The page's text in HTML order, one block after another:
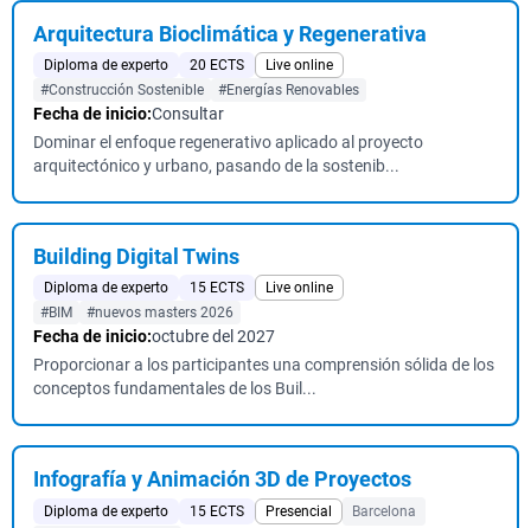
Arquitectura Bioclimática y Regenerativa
Diploma de experto 20 ECTS
Live online
#Construcción Sostenible
#Energías Renovables
Fecha de inicio:Consultar
Dominar el enfoque regenerativo aplicado al proyecto
arquitectónico y urbano, pasando de la sostenib...
Building Digital Twins
Diploma de experto 15 ECTS
Live online
#BIM
#nuevos masters 2026
Fecha de inicio:octubre del 2027
Proporcionar a los participantes una comprensión sólida de los
conceptos fundamentales de los Buil...
Infografía y Animación 3D de Proyectos
Diploma de experto 15 ECTS Presencial
Barcelona